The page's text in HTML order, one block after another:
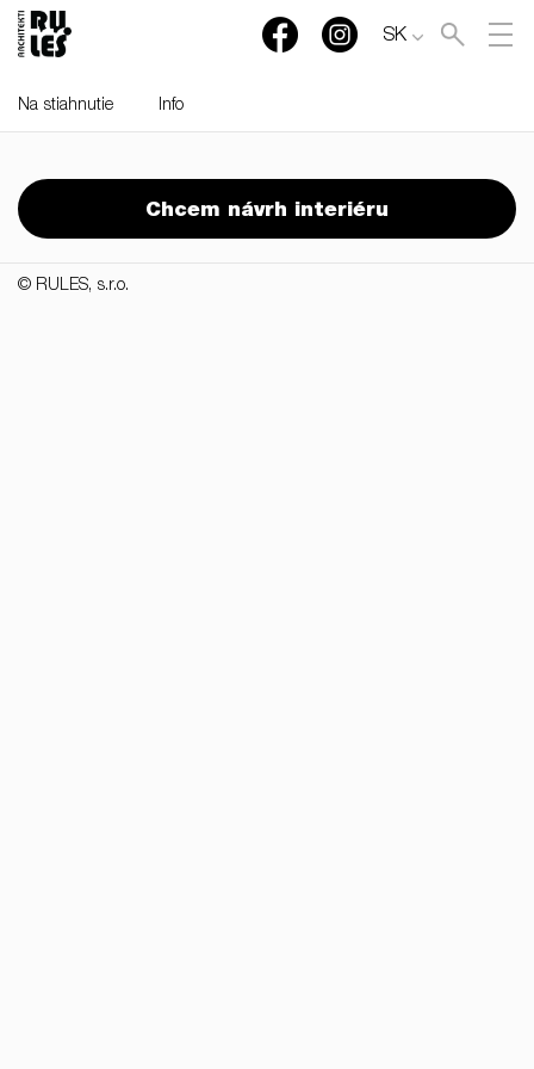
SK
Na stiahnutie Info
Chcem návrh interiéru
RULES, s.r.o., Klincová
37/B, 821 08 Bratislava,
Slovensko
© RULES, s.r.o.